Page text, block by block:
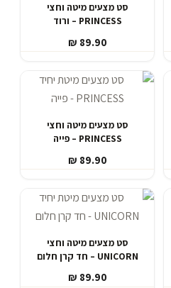
סט מצעים מיטה וחצי
PRINCESS – ורוד
₪ 89.90
סט מצעים מיטה וחצי
PRINCESS – פייה
₪ 89.90
סט מצעים מיטה וחצי
UNICORN – חד קרן חלום
₪ 89.90